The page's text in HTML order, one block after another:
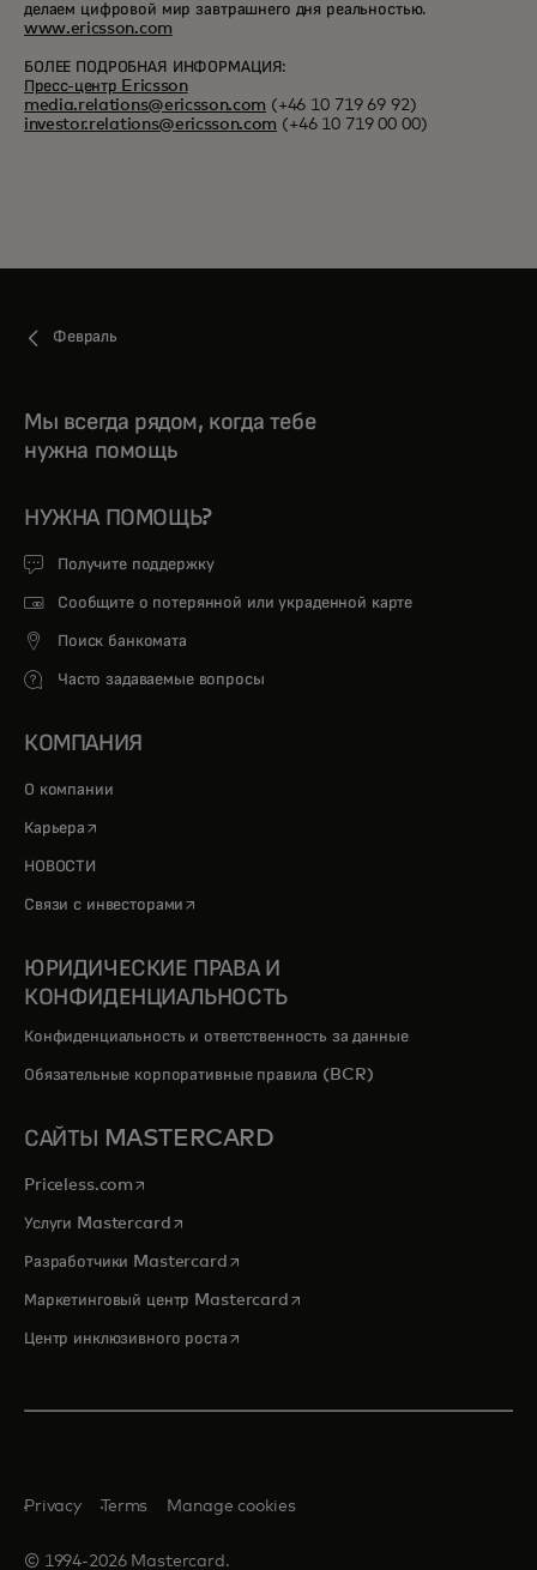
делаем цифровой мир завтрашнего дня реальностью.
www.ericsson.com
БОЛЕЕ ПОДРОБНАЯ ИНФОРМАЦИЯ:
Пресс-центр Ericsson
media.relations@ericsson.com (+46 10 719 69 92)
investor.relations@ericsson.com (+46 10 719 00 00)
Февраль
Мы всегда рядом, когда тебе
нужна помощь
НУЖНА ПОМОЩЬ?
Получите поддержку
Сообщите о потерянной или украденной карте
Поиск банкомата
Часто задаваемые вопросы
КОМПАНИЯ
О компании
Карьера opens in a new tab
НОВОСТИ
Связи с инвесторами opens in a new tab
ЮРИДИЧЕСКИЕ ПРАВА И
КОНФИДЕНЦИАЛЬНОСТЬ
Конфиденциальность и ответственность за данные
Обязательные корпоративные правила (BCR)
САЙТЫ MASTERCARD
Priceless.com opens in a new tab
Услуги Mastercardopens in a new tab
Разработчики Mastercardopens in a new tab
Маркетинговый центр Mastercardopens in a new tab
Центр инклюзивного ростаopens in a new tab
© 1994-2026 Mastercard.
Privacy Terms Manage cookies